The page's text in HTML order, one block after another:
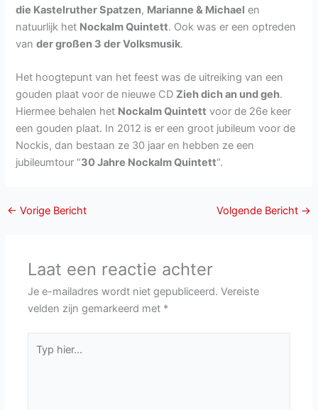
die Kastelruther Spatzen, Marianne & Michael en
natuurlijk het Nockalm Quintett. Ook was er een optreden
vander großen 3 der Volksmusik.
Het hoogtepunt van het feest was de uitreiking van een
gouden plaat voor de nieuwe CDZieh dich an und geh.
Hiermee behalen het Nockalm Quintett voor de 26e keer
een gouden plaat. In 2012 is er een groot jubileum voor de
Nockis, dan bestaan ze 30 jaar en hebben ze een
jubileumtour “30 Jahre Nockalm Quintett“.
← Vorige Bericht Volgende Bericht →
Laat een reactie achter
Je e-mailadres wordt niet gepubliceerd. Vereiste
velden zijn gemarkeerd met *
hier...